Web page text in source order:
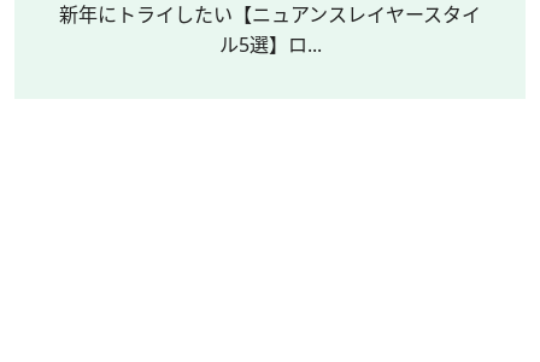
新年にトライしたい【ニュアンスレイヤースタイ
ル5選】ロ...